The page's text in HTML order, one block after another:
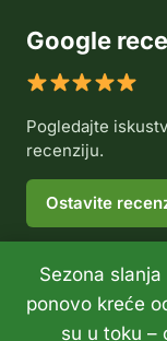
Sezona
ponovo kreće
su u toku –
Google
Pogledajte
recenziju.
Ostavite
© 2026